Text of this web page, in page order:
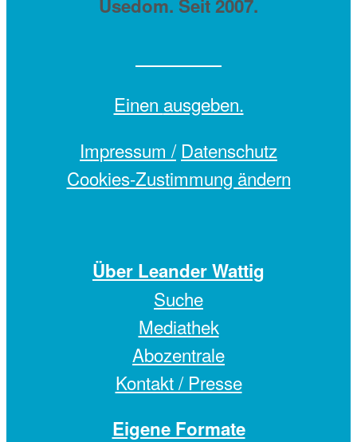
Usedom. Seit 2007.
Einen ausgeben.
Impressum / Datenschutz
Cookies-Zustimmung ändern
Über Leander Wattig
Suche
Mediathek
Abozentrale
Kontakt / Presse
Eigene Formate